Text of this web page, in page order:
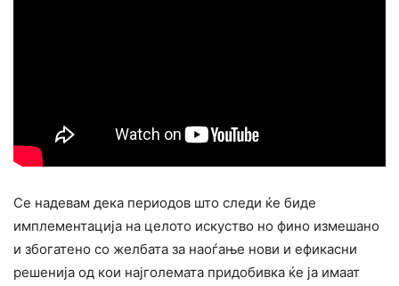
Се надевам дека периодов што следи ќе биде
имплементација на целото искуство но фино измешано
и збогатено со желбата за наоѓање нови и ефикасни
решенија од кои најголемата придобивка ќе ја имаат